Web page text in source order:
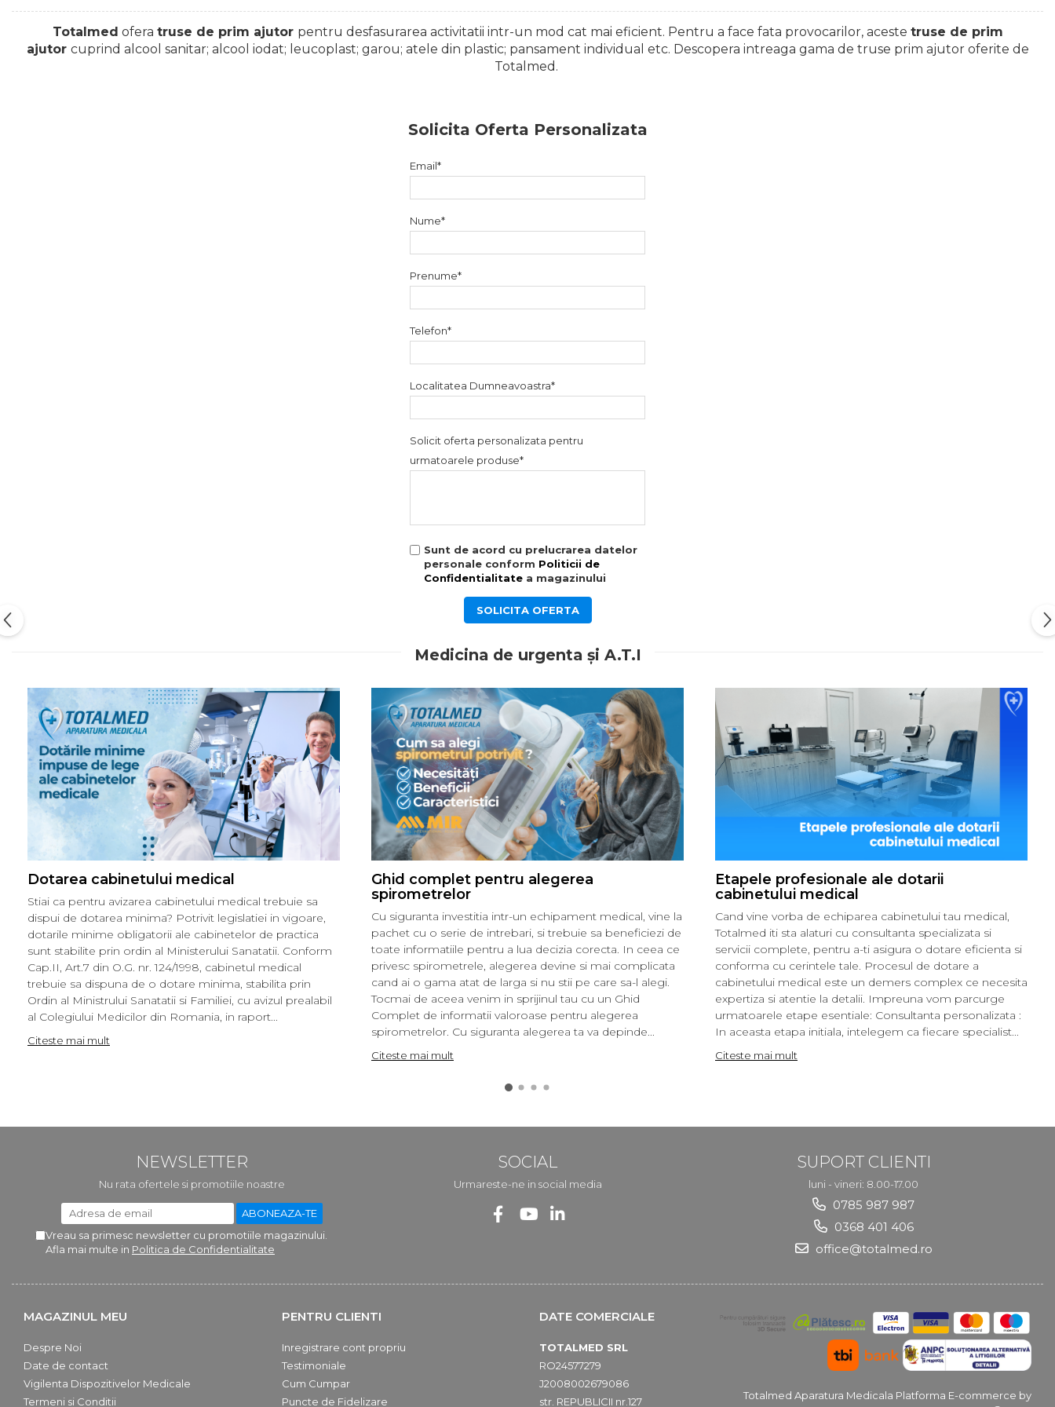
Echipamente de urgenta
Ecografe
Monitoare fetale
Nazofaringoscoape
OCT - Tomografe in coerenta
optica
Oftalmoscoape
Optotipuri, teste de vedere si
proiectoare de teste
Otoscoape
Perimetre
Pulsoximetre
Sinoptofoare
Spirometre
Tensiometre si stetoscoape
Termometre
Teste Cromatice
Tonometre
Truse de lentile si rame probe
VET
Totalmed ofera truse de prim ajutor pentru desfasurarea activitatii intr-un mod cat mai eficient. Pentru a face fata provocarilor, aceste truse de prim
ajutor cuprind alcool sanitar; alcool iodat; leucoplast; garou; atele din plastic; pansament individual etc. Descopera intreaga gama de truse prim ajutor oferite de
Totalmed.
Solicita Oferta Personalizata
Email*
Nume*
Prenume*
Telefon*
Localitatea Dumneavoastra*
Solicit oferta personalizata pentru
urmatoarele produse*
Sunt de acord cu prelucrarea datelor
personale conform Politicii de
Confidentialitate a magazinului
SOLICITA OFERTA
Medicina de urgenta și A.T.I
Dotarea cabinetului medical
Stiai ca pentru avizarea cabinetului medical trebuie sa
dispui de dotarea minima? Potrivit legislatiei in vigoare,
dotarile minime obligatorii ale cabinetelor de practica
sunt stabilite prin ordin al Ministerului Sanatatii. Conform
Cap.II, Art.7 din O.G. nr. 124/1998, cabinetul medical
trebuie sa dispuna de o dotare minima, stabilita prin
Ordin al Ministrului Sanatatii si Familiei, cu avizul prealabil
al Colegiului Medicilor din Romania, in raport...
Citeste mai mult
Ghid complet pentru alegerea
spirometrelor
Cu siguranta investitia intr-un echipament medical, vine la
pachet cu o serie de intrebari, si trebuie sa beneficiezi de
toate informatiile pentru a lua decizia corecta. In ceea ce
privesc spirometrele, alegerea devine si mai complicata
cand ai o gama atat de larga si nu stii pe care sa-l alegi.
Tocmai de aceea venim in sprijinul tau cu un Ghid
Complet de informatii valoroase pentru alegerea
spirometrelor. Cu siguranta alegerea ta va depinde...
Citeste mai mult
Etapele profesionale ale dotarii
cabinetului medical
Cand vine vorba de echiparea cabinetului tau medical,
Totalmed iti sta alaturi cu consultanta specializata si
servicii complete, pentru a-ti asigura o dotare eficienta si
conforma cu cerintele tale. Procesul de dotare a
cabinetului medical este un demers complex ce necesita
expertiza si atentie la detalii. Impreuna vom parcurge
urmatoarele etape esentiale: Consultanta personalizata :
In aceasta etapa initiala, intelegem ca fiecare specialist...
Citeste mai mult
NEWSLETTER
Nu rata ofertele si promotiile noastre
Vreau sa primesc newsletter cu promotiile magazinului.
Afla mai multe in Politica de Confidentialitate
SOCIAL
Urmareste-ne in social media
SUPORT CLIENTI
luni - vineri: 8.00-17.00
0785 987 987
0368 401 406
office@totalmed.ro
MAGAZINUL MEU
Despre Noi
Date de contact
Vigilenta Dispozitivelor Medicale
Termeni si Conditii
PENTRU CLIENTI
Inregistrare cont propriu
Testimoniale
Cum Cumpar
Puncte de Fidelizare
DATE COMERCIALE
TOTALMED SRL
RO24577279
J2008002679086
str. REPUBLICII nr.127
Totalmed Aparatura Medicala Platforma E-commerce by